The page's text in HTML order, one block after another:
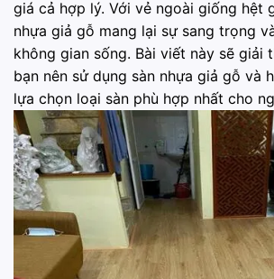
giá cả hợp lý. Với vẻ ngoài giống hệt
nhựa giả gỗ mang lại sự sang trọng
không gian sống. Bài viết này sẽ giải
bạn nên sử dụng sàn nhựa giả gỗ và
lựa chọn loại sàn phù hợp nhất cho